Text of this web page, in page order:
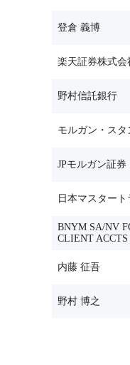
登倉 義博
楽天証券株式会
野村信託銀行
モルガン・スタ
JPモルガン証券
日本マスター
BNYM SA/NV
CLIENT
内藤 征吾
野村 博之